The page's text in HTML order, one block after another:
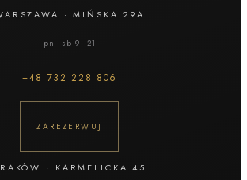
·MIŃSKA 29A
pn–sb 9–21
+48 732 228 806
ZAREZERWUJ
· KARMELICKA 45